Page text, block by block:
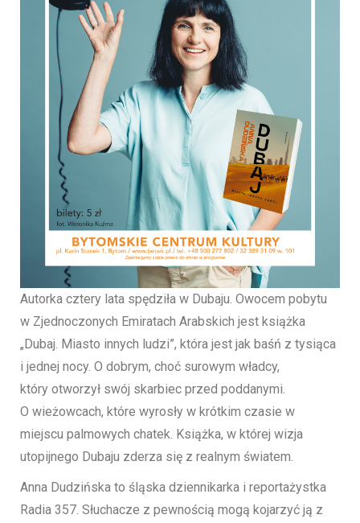
Autorka cztery lata spędziła w Dubaju. Owocem pobytu
w Zjednoczonych Emiratach Arabskich jest książka
„Dubaj. Miasto innych ludzi”, która jest jak baśń z tysiąca
i jednej nocy. O dobrym, choć surowym władcy,
który otworzył swój skarbiec przed poddanymi.
O wieżowcach, które wyrosły w krótkim czasie w
miejscu palmowych chatek. Książka, w której wizja
utopijnego Dubaju zderza się z realnym światem.
Anna Dudzińska to śląska dziennikarka i reportażystka
Radia 357. Słuchacze z pewnością mogą kojarzyć ją z